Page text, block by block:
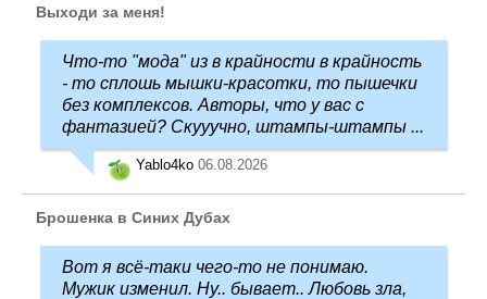
Выходи за меня!
Что-то "мода" из в крайности в крайность
- то сплошь мышки-красотки, то пышечки
без комплексов. Авторы, что у вас с
фантазией? Скууучно, штампы-штампы ...
Yablo4ko 06.08.2026
Брошенка в Синих Дубах
Вот я всё-таки чего-то не понимаю.
Мужик изменил. Ну.. бывает.. Любовь зла,